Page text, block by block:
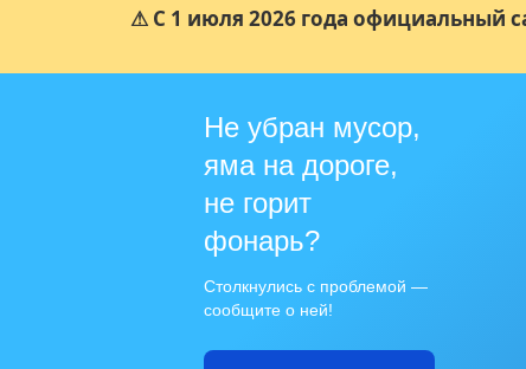
⚠ С 1 июля 2026 года официальный
Не убран мусор,
яма на дороге,
не горит
фонарь?
Столкнулись с проблемой —
сообщите о ней!